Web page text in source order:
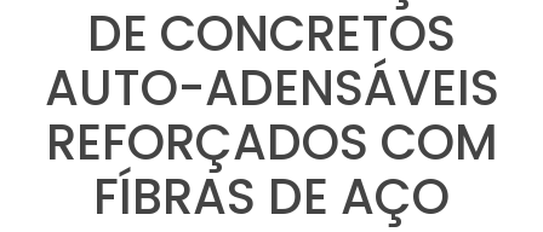
DE CONCRETOS
AUTO-ADENSÁVEIS
REFORÇADOS COM
FÍBRAS DE AÇO